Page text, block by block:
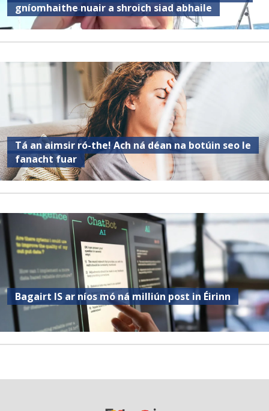
gníomhaithe nuair a shroich siad abhaile
Tá an aimsir ró-the! Ach ná déan na botúin seo le
fanacht fuar
Bagairt IS ar níos mó ná milliún post in Éirinn